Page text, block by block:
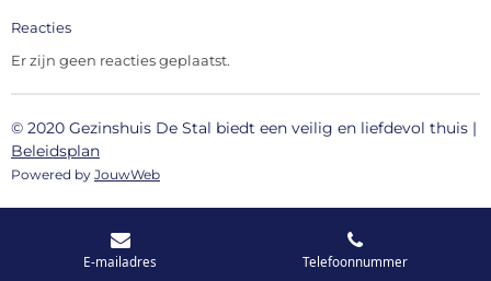
Reacties
Er zijn geen reacties geplaatst.
© 2020 Gezinshuis De Stal biedt een veilig en liefdevol thuis |
Beleidsplan
Powered by JouwWeb
E-mailadres Telefoonnummer